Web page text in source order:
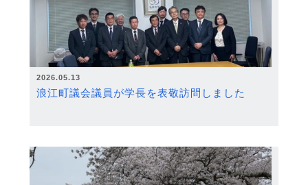
2026.05.13
浪江町議会議員が学長を表敬訪問しました